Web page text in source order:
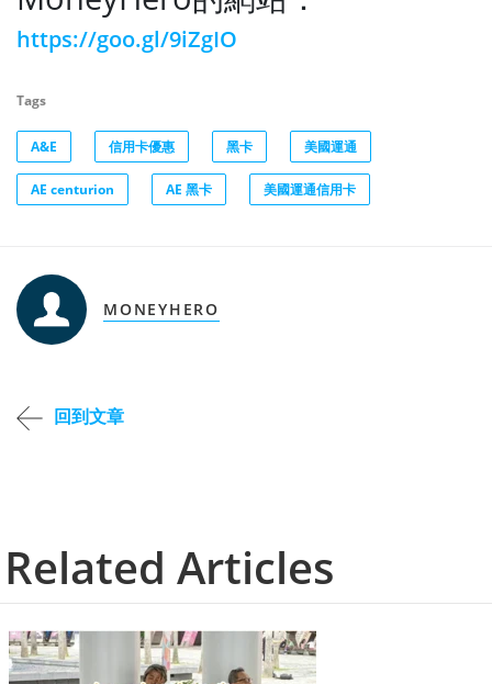
https://goo.gl/9iZgIO
Tags
A&E 信用卡優惠 黑卡 美國運通
AE centurion AE 黑卡 美國運通信用卡
MONEYHERO
回到文章
Related Articles